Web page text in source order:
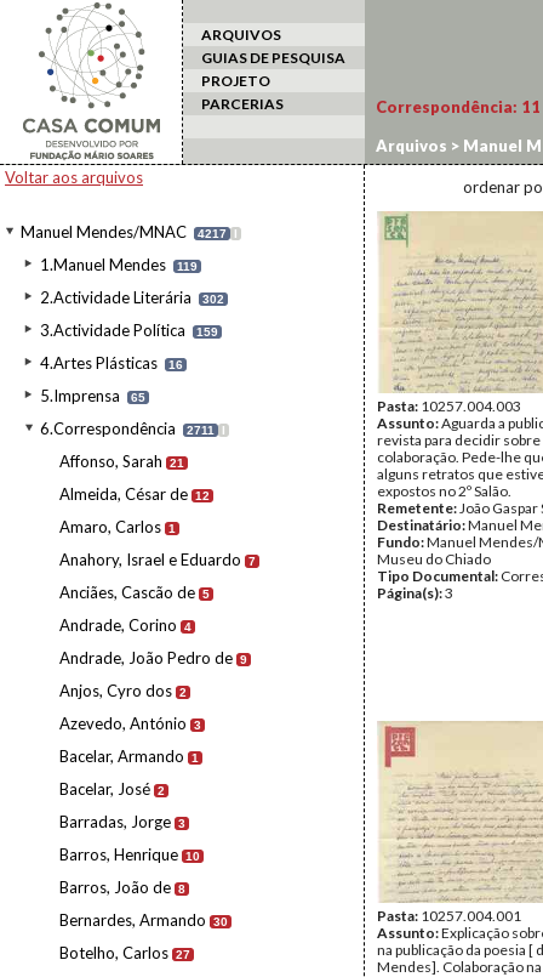
ARQUIVOS
GUIAS DE PESQUISA
PROJETO
PARCERIAS
Voltar aos arquivos
Manuel Mendes/MNAC 4217 I
1.Manuel Mendes 119
2.Actividade Literária 302
3.Actividade Política 159
4.Artes Plásticas 16
5.Imprensa 65
6.Correspondência 2711 I
Affonso, Sarah 21
Almeida, César de 12
Amaro, Carlos 1
Anahory, Israel e Eduardo 7
Anciães, Cascão de 5
Andrade, Corino 4
Andrade, João Pedro de 9
Anjos, Cyro dos 2
Azevedo, António 3
Bacelar, Armando 1
Bacelar, José 2
Barradas, Jorge 3
Barros, Henrique 10
Barros, João de 8
Bernardes, Armando 30
Botelho, Carlos 27
Correspondência: 11
Arquivos > Manuel
ordenar
Pasta: 10257.004.003
Assunto:Aguarda a
revista para decidir
colaboração. Pede-lhe
alguns retratos que
expostos no 2º Salão.
Remetente:João Gaspar
Destinatário:Manuel
Fundo:Manuel Mendes/
Museu do Chiado
Tipo Documental:
Página(s):3
Pasta: 10257.004.001
Assunto:Explicação
na publicação da poesia [
Mendes]. Colaboração